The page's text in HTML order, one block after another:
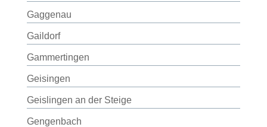
Gaggenau
Gaildorf
Gammertingen
Geisingen
Geislingen an der Steige
Gengenbach